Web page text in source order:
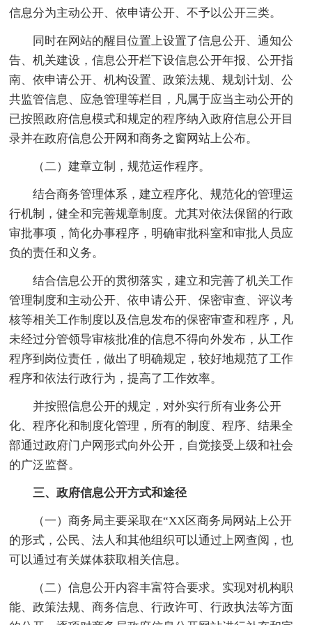
信息分为主动公开、依申请公开、不予以公开三类。
同时在网站的醒目位置上设置了信息公开、通知公
告、机关建设，信息公开栏下设信息公开年报、公开指
南、依申请公开、机构设置、政策法规、规划计划、公
共监管信息、应急管理等栏目，凡属于应当主动公开的
已按照政府信息模式和规定的程序纳入政府信息公开目
录并在政府信息公开网和商务之窗网站上公布。
（二）建章立制，规范运作程序。
结合商务管理体系，建立程序化、规范化的管理运
行机制，健全和完善规章制度。尤其对依法保留的行政
审批事项，简化办事程序，明确审批科室和审批人员应
负的责任和义务。
结合信息公开的贯彻落实，建立和完善了机关工作
管理制度和主动公开、依申请公开、保密审查、评议考
核等相关工作制度以及信息发布的保密审查和程序，凡
未经过分管领导审核批准的信息不得向外发布，从工作
程序到岗位责任，做出了明确规定，较好地规范了工作
程序和依法行政行为，提高了工作效率。
并按照信息公开的规定，对外实行所有业务公开
化、程序化和制度化管理，所有的制度、程序、结果全
部通过政府门户网形式向外公开，自觉接受上级和社会
的广泛监督。
三、政府信息公开方式和途径
（一）商务局主要采取在“XX区商务局网站上公开
的形式，公民、法人和其他组织可以通过上网查阅，也
可以通过有关媒体获取相关信息。
（二）信息公开内容丰富符合要求。实现对机构职
能、政策法规、商务信息、行政许可、行政执法等方面